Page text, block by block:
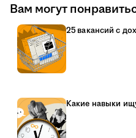
Вам могут
25 вакансий с
Какие навыки